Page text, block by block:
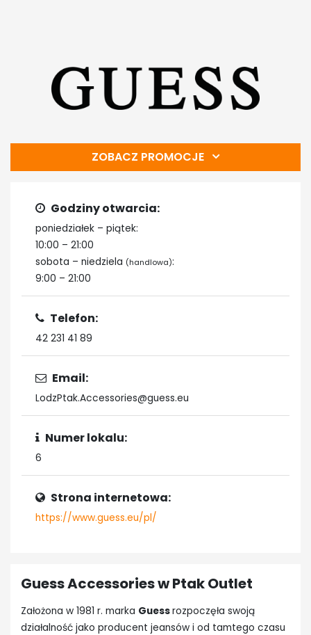
Guess Accessories w Ptak Outlet
Założona w 1981 r. marka Guessrozpoczęła swoją
działalność jako producent jeansów i od tamtego czasu
ZOBACZ PROMOCJE
Godziny otwarcia:
poniedziałek – piątek:
10:00 – 21:00
sobota – niedziela (handlowa):
9:00 – 21:00
Telefon:
42 231 41 89
Email:
LodzPtak.Accessories@guess.eu
Numer lokalu:
6
Strona internetowa:
https://www.guess.eu/pl/